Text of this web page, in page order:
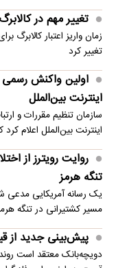
تغییر مهم در
زمان واریز اعتبار کالابرگ
تغییر کرد
اینترنت بین‌الملل
اینترنت بین‌الملل اعلام
روایت رویترز از
تنگه هرمز
یک رسانه آمریکایی مدعی
مسیر کشتیرانی در تنگه
پیش‌بینی جدید از قیمت
دویچه‌بانک معتقد است